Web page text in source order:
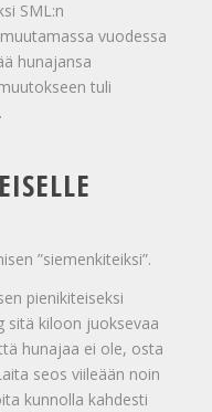
SML:n
vuodessa
hunajansa
tuli
”siemenkiteiksi”.
pienikiteiseksi
sitä kiloon juoksevaa
hunajaa ei ole, osta
seos viileään noin
kunnolla kahdesti